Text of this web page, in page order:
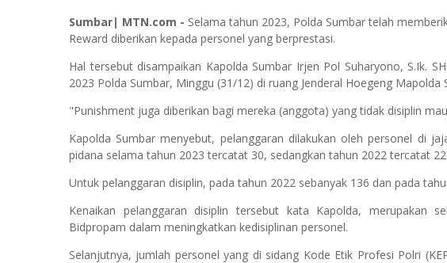
Sumbar| MTN.com - Selama tahun 2023, Polda Sumbar telah
Reward diberikan kepada personel yang berprestasi.
Hal tersebut disampaikan Kapolda Sumbar Irjen Pol Suharyono, S.Ik.
2023 Polda Sumbar, Minggu (31/12) di ruang Jenderal Hoegeng Mapolda
"Punishment juga diberikan bagi mereka (anggota) yang tidak disiplin
Kapolda Sumbar menyebut, pelanggaran dilakukan oleh personel di
pidana selama tahun 2023 tercatat 30, sedangkan tahun 2022 tercatat 22.
Untuk pelanggaran disiplin, pada tahun 2022 sebanyak 136 dan pada
Kenaikan pelanggaran disiplin tersebut kata Kapolda, merupakan
Bidpropam dalam meningkatkan kedisiplinan personel.
Selanjutnya, jumlah personel yang di sidang Kode Etik Profesi Polri